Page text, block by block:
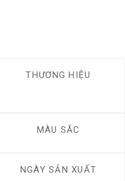
THƯƠNG HIỆU
MÀU SẮC
NGÀY SẢN XUẤT